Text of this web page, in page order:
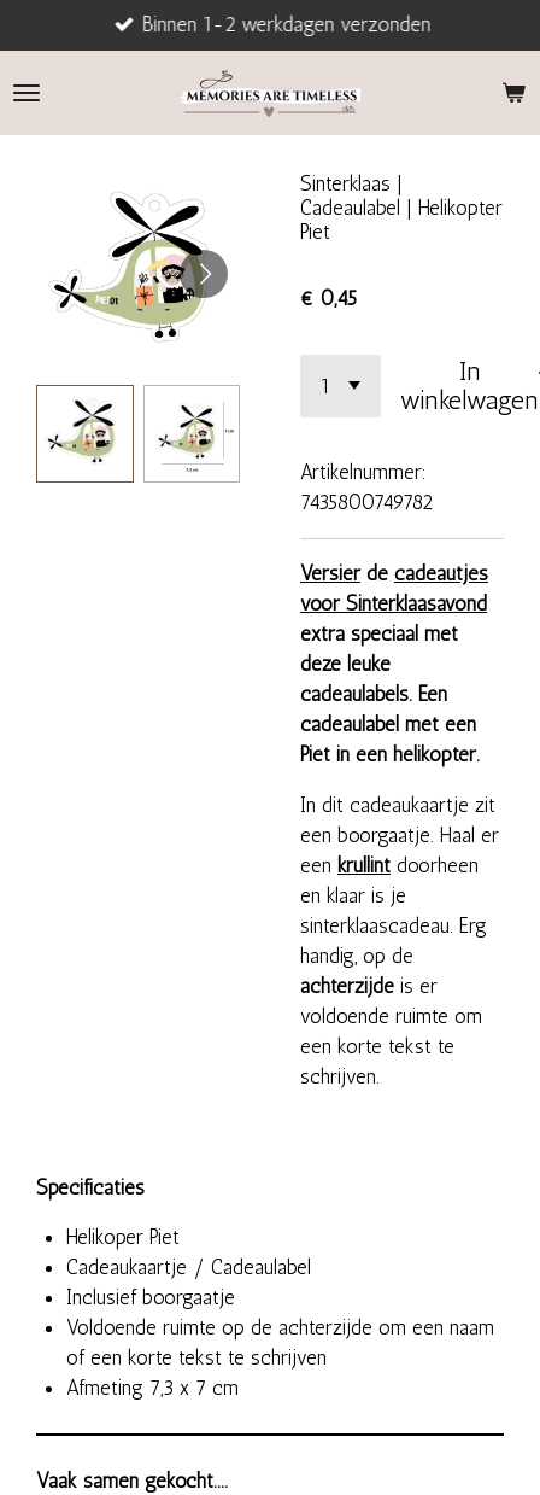
direct
naar
Binnen 1-2 werkdagen verzonden
Sinterklaas |
Cadeaulabel | Helikopter
Piet
€ 0,45
In
winkelwagen
Artikelnummer:
7435800749782
Versierde cadeautjes
voor Sinterklaasavond
extra speciaal met
deze leuke
cadeaulabels. Een
cadeaulabel met een
Piet in een helikopter.
In dit cadeaukaartje zit
een boorgaatje. Haal er
een krullint doorheen
en klaar is je
sinterklaascadeau. Erg
handig, op de
achterzijde is er
voldoende ruimte om
een korte tekst te
schrijven.
Specificaties
Helikoper Piet
Cadeaukaartje / Cadeaulabel
Inclusief boorgaatje
Voldoende ruimte op de achterzijde om een naam
of een korte tekst te schrijven
Afmeting 7,3 x 7 cm
Vaak samen gekocht....